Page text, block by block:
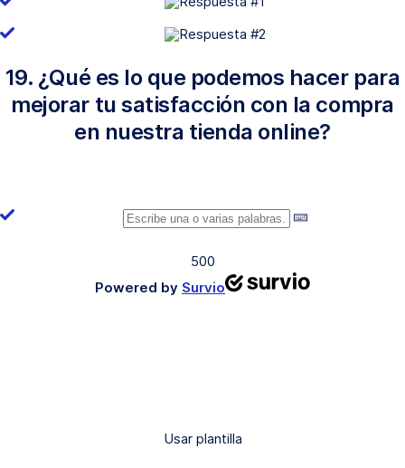
19. ¿Qué es lo que podemos hacer para
mejorar tu satisfacción con la compra
en nuestra tienda online?
500
Powered by Survio
Usar plantilla